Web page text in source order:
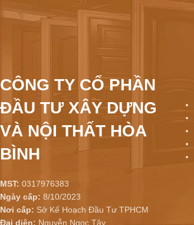
CÔNG TY CỔ PHẦN
ĐẦU TƯ XÂY DỰNG
VÀ NỘI THẤT HÒA
BÌNH
MST: 0317976383
Ngày cấp: 8/10/2023
Nơi cấp: Sở Kế Hoạch Đầu Tư TPHCM
Đại diện: Nguyễn Ngọc Tây